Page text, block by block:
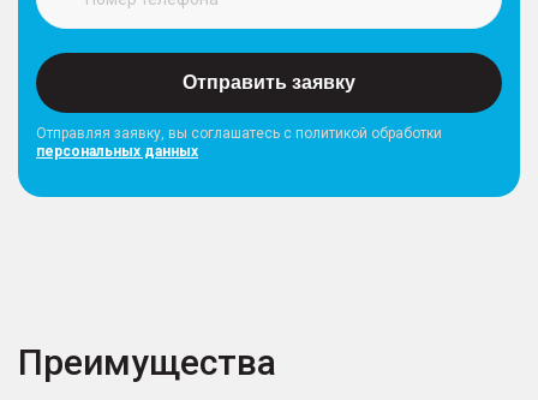
Отправить заявку
Отправляя заявку, вы соглашатесь с политикой обработки
персональных данных
Преимущества